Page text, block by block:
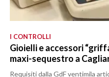
I CONTROLLI
Gioielli e accessori
maxi-sequestro a
Requisiti dalla GdF ventimila